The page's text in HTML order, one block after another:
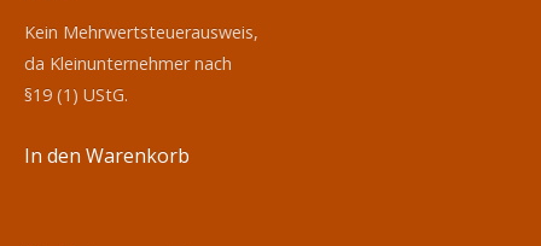
Kein Mehrwertsteuerausweis,
da Kleinunternehmer nach
§19 (1) UStG.
In den Warenkorb